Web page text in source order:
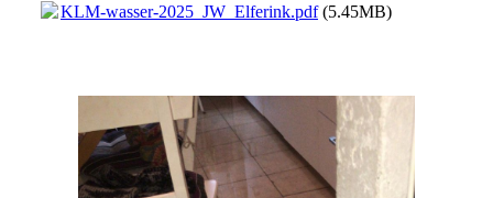
KLM-wasser-2025_JW_Elferink.pdf(5.45MB)